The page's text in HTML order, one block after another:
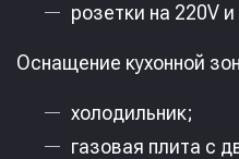
розетки на 220V
Оснащение кухонной
холодильник;
газовая плита с